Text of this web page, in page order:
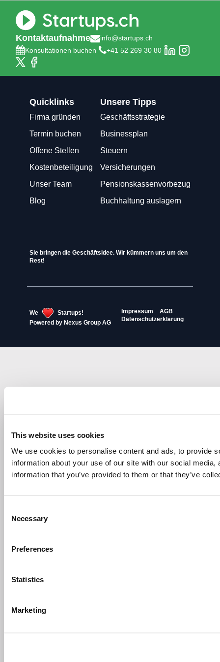
This website uses cookies
We use cookies to personalise content and ads, to provide
information about your use of our site with our social
information that you’ve provided to them or that they’ve
Selection
Necessary
Preferences
Statistics
Marketing
Kontaktaufnahme
info@startups.ch
Konsultationen buchen
+41 52 269 30 80
Quicklinks
Firma gründen
Termin buchen
Offene Stellen
Kostenbeteiligung
Unser Team
Blog
Unsere Tipps
Geschäftsstrategie
Businessplan
Steuern
Versicherungen
Pensionskassenvorbezug
Buchhaltung auslagern
Sie bringen die Geschäftsidee. Wir kümmern uns um den
Rest!
We
Startups!
Powered by Nexus Group AG
Impressum
AGB
Datenschutzerklärung